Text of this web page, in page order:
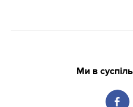
Ми в